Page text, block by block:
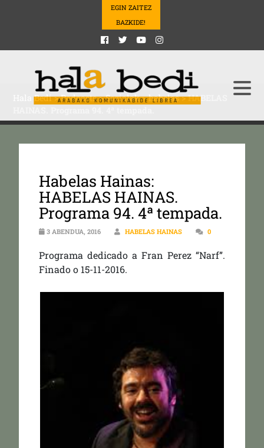
EGIN ZAITEZ
BAZKIDE!
Hala Bedi>Podcasts>Sozialak>habelas>HABELAS
Habelas Hainas:
HABELAS HAINAS.
Programa 94. 4ª tempada.
3 ABENDUA, 2016 HABELAS HAINAS 0
Programa dedicado a Fran Perez “Narf”.
Finado o 15-11-2016.